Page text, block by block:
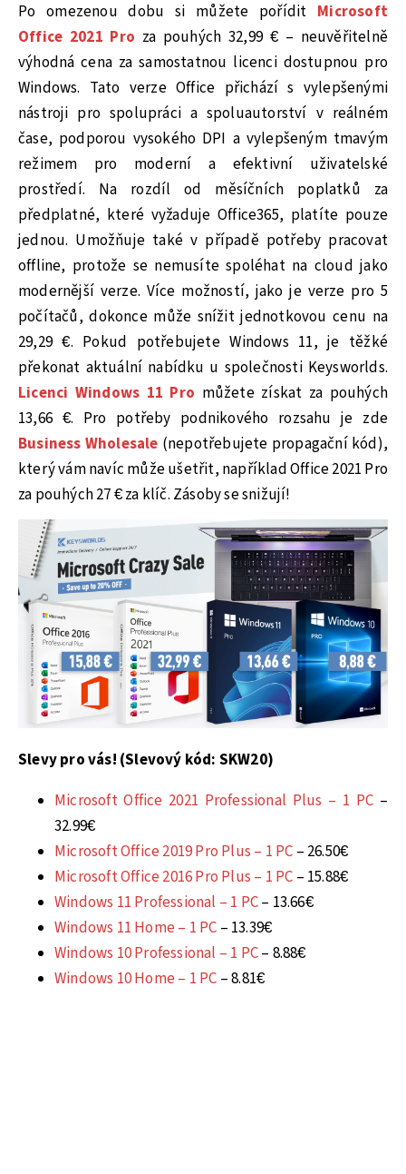
Po omezenou dobu si můžete pořídit Microsoft
Office 2021 Pro za pouhých 32,99 € – neuvěřitelně
výhodná cena za samostatnou licenci dostupnou pro
Windows. Tato verze Office přichází s vylepšenými
nástroji pro spolupráci a spoluautorství v reálném
čase, podporou vysokého DPI a vylepšeným tmavým
režimem pro moderní a efektivní uživatelské
prostředí. Na rozdíl od měsíčních poplatků za
předplatné, které vyžaduje Office365, platíte pouze
jednou. Umožňuje také v případě potřeby pracovat
offline, protože se nemusíte spoléhat na cloud jako
modernější verze. Více možností, jako je verze pro 5
počítačů, dokonce může snížit jednotkovou cenu na
29,29 €. Pokud potřebujete Windows 11, je těžké
překonat aktuální nabídku u společnosti Keysworlds.
Licenci Windows 11 Pro můžete získat za pouhých
13,66 €. Pro potřeby podnikového rozsahu je zde
Business Wholesale (nepotřebujete propagační kód),
který vám navíc může ušetřit, například Office 2021 Pro
za pouhých 27 € za klíč. Zásoby se snižují!
Slevy pro vás! (Slevový kód: SKW20)
Microsoft Office 2021 Professional Plus – 1 PC –
32.99€
Microsoft Office 2019 Pro Plus – 1 PC – 26.50€
Microsoft Office 2016 Pro Plus – 1 PC – 15.88€
Windows 11 Professional – 1 PC– 13.66€
Windows 11 Home – 1 PC – 13.39€
Windows 10 Professional – 1 PC– 8.88€
Windows 10 Home – 1 PC – 8.81€